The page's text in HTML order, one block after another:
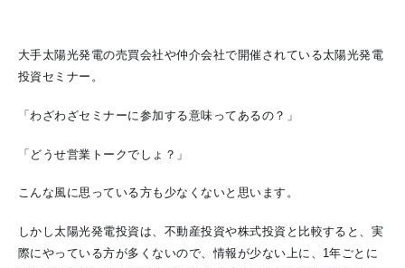
大手太陽光発電の売買会社や仲介会社で開催されている太陽光発電
投資セミナー。
「わざわざセミナーに参加する意味ってあるの？」
「どうせ営業トークでしょ？」
こんな風に思っている方も少なくないと思います。
しかし太陽光発電投資は、不動産投資や株式投資と比較すると、実
際にやっている方が多くないので、情報が少ない上に、1年ごとに